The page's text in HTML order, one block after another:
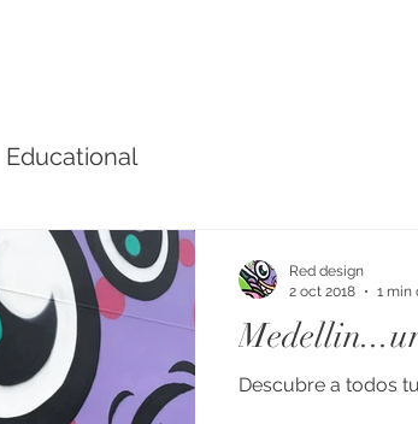
Educational
Descubre a todos
Red design
2 oct 2018
1 min